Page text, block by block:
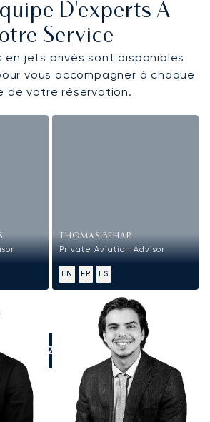
D'experts À
Service
en jets privés sont disponibles
vous accompagner à chaque
de votre réservation.
THOMAS BEHAR
Private Aviation Advisor
EN FR ES
NOUS